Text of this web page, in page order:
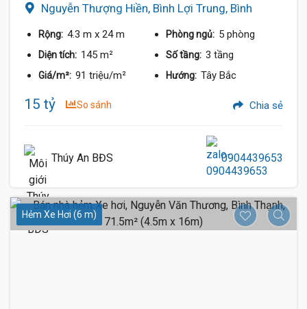
Nguyễn Thượng Hiền, Bình Lợi Trung, Bình
Rộng: 4.3 m x 24 m Phòng ngủ: 5 phòng
Diện tích: 145 m² Số tầng: 3 tầng
Giá/m²: 91 triệu/m² Hướng: Tây Bắc
15 tỷ So sánh Chia sẻ
Thúy An BĐS 0904439653
Hẻm Xe Hơi (6 m)